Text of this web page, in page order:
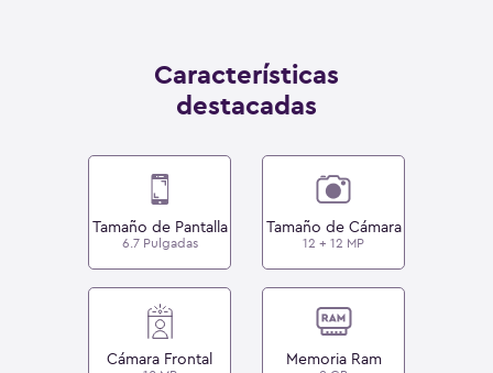
Características
destacadas
Tamaño de Pantalla
6.7 Pulgadas
Tamaño de Cámara
12 + 12 MP
Cámara Frontal Memoria Ram